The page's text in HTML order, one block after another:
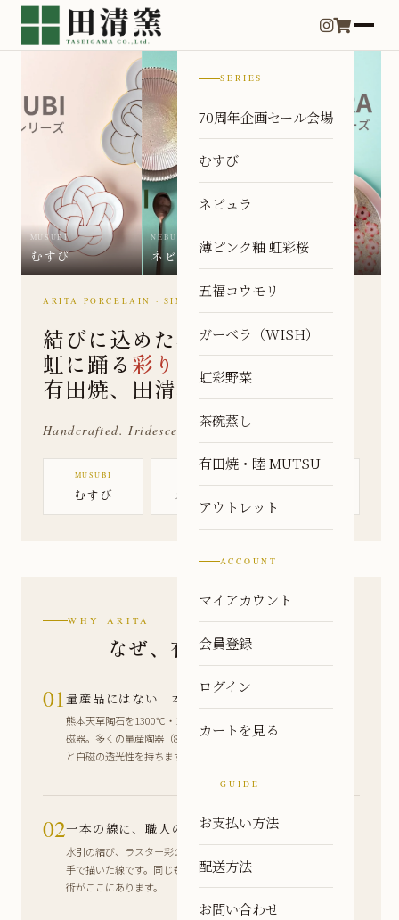
SERIES
70周年企画セール会場
むすび
ネビュラ
薄ピンク釉 虹彩桜
五福コウモリ
ガーベラ（WISH）
虹彩野菜
茶碗蒸し
有田焼・睦 MUTSU
アウトレット
ACCOUNT
マイアカウント
会員登録
ログイン
カートを見る
GUIDE
お支払い方法
配送方法
お問い合わせ
MUSUBI
むすび
NEBULA
ネビュラ 虹彩
ARITA PORCELAIN · SINCE 1956
結びに込めた心、
虹に踊る 彩り
有田焼、田清窯の器。
Handcrafted. Iridescent. Made for your table.
MUSUBI
むすび ネビュラ
WHY ARITA
なぜ、有田焼なのか
01量産品にはない「本質」
熊本天草陶石を1300℃・16〜17時間かけて焼き締める本物の
磁器。多くの量産陶器（800〜1250℃焼成）とは異なる強度
と白磁の透光性を持ちます。
02一本の線に、職人の時間が乗る
水引の結び、ラスター彩の虹色。どちらも職人が一点一点、
手で描いた線です。同じものは二つとない、量産できない技
術がここにあります。